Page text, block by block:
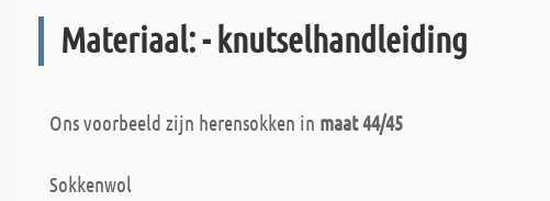
Materiaal: - knutselhandleiding
Ons voorbeeld zijn herensokken in maat 44/45
Sokkenwol